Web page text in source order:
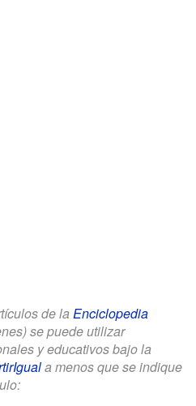
de la Enciclopedia
se puede utilizar
y educativos bajo la
a menos que se indique